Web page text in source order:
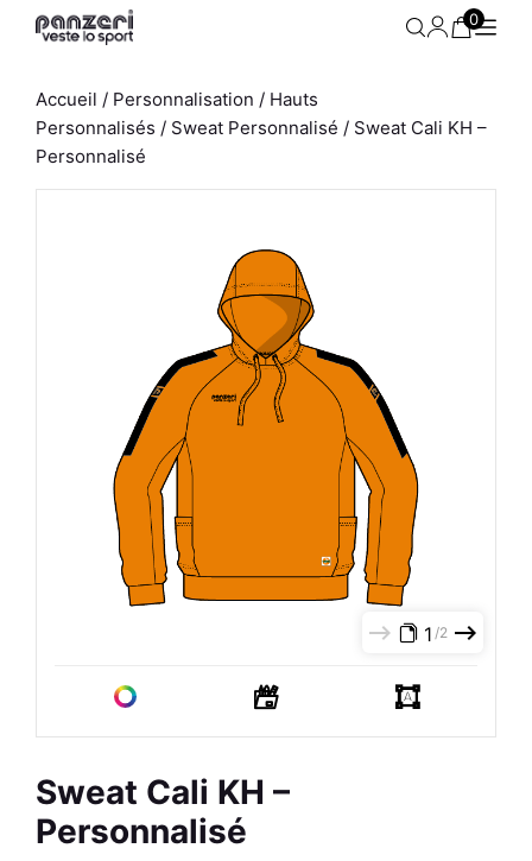
Jogging Homme - Uni H -
Bleu Marine / Bleu Nacré
59,00€ + AJOUTER
Aller
0
Accueil / Personnalisation / Hauts
Personnalisés / Sweat Personnalisé / Sweat Cali KH –
Personnalisé
1 2
Sweat Cali KH –
Personnalisé